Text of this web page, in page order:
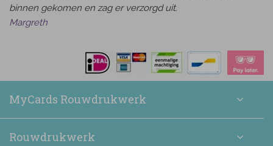
binnen gekomen en zag er verzorgd uit.
Margreth
MyCards Rouwdrukwerk
Rouwdrukwerk